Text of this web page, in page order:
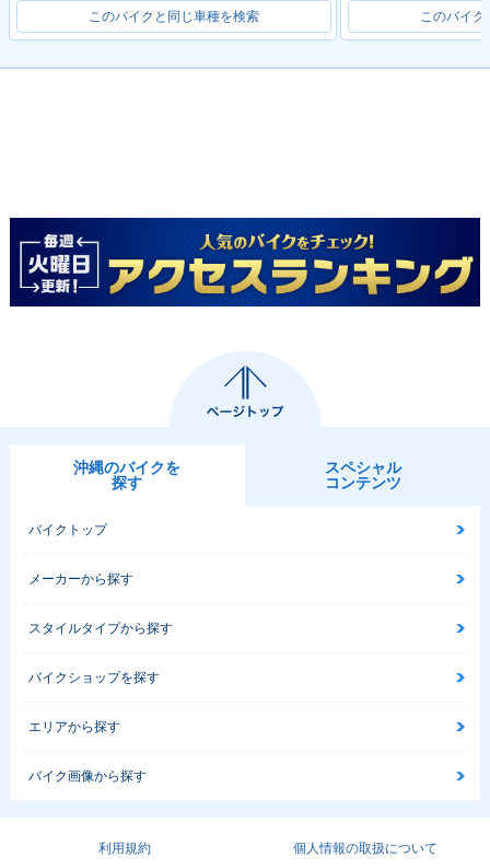
このバイクと同じ車種を検索 このバイク
沖縄のバイクを
探す
スペシャル
コンテンツ
バイクトップ
メーカーから探す
スタイルタイプから探す
バイクショップを探す
エリアから探す
バイク画像から探す
利用規約 個人情報の取扱について